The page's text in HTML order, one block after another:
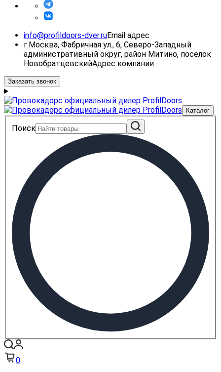
info@profildoors-dver.ruEmail адрес
г.Москва, Фабричная ул., 6, Северо-Западный
административный округ, район Митино, посёлок
НовобратцевскийАдрес компании
Заказать звонок
Каталог
Поиск
0